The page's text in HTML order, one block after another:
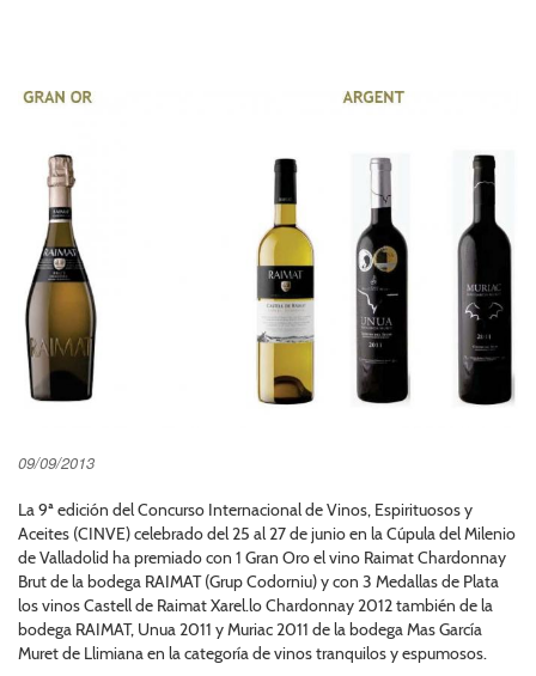
09/09/2013
La 9ª edición del Concurso Internacional de Vinos, Espirituosos y
Aceites (CINVE) celebrado del 25 al 27 de junio en la Cúpula del Milenio
de Valladolid ha premiado con 1 Gran Oro el vino Raimat Chardonnay
Brut de la bodega RAIMAT (Grup Codorniu) y con 3 Medallas de Plata
los vinos Castell de Raimat Xarel.lo Chardonnay 2012 también de la
bodega RAIMAT, Unua 2011 y Muriac 2011 de la bodega Mas García
Muret de Llimiana en la categoría de vinos tranquilos y espumosos.